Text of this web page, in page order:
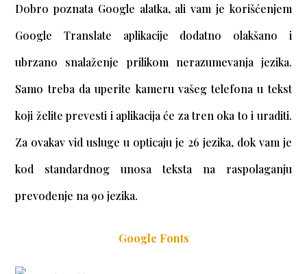
Dobro poznata Google alatka, ali vam je korišćenjem
Google Translate aplikacije dodatno olakšano i
ubrzano snalaženje prilikom nerazumevanja jezika.
Samo treba da uperite kameru vašeg telefona u tekst
koji želite prevesti i aplikacija će za tren oka to i uraditi.
Za ovakav vid usluge u opticaju je 26 jezika, dok vam je
kod standardnog unosa teksta na raspolaganju
prevođenje na 90 jezika.
Google Fonts